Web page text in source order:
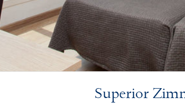
Superior